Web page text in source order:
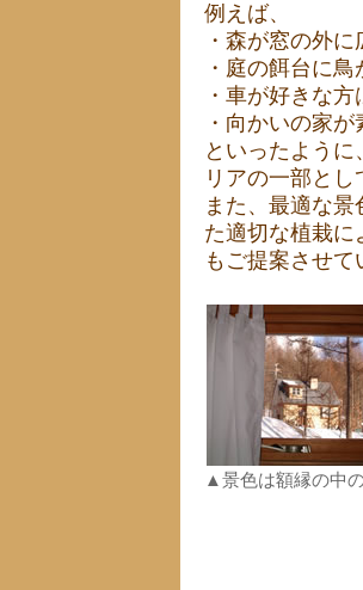
例えば、
・森が窓の外
・庭の餌台に
・車が好きな
・向かいの家
といったよう
リアの一部と
また、最適な
た適切な植栽に
もご提案させ
▲景色は額縁の中